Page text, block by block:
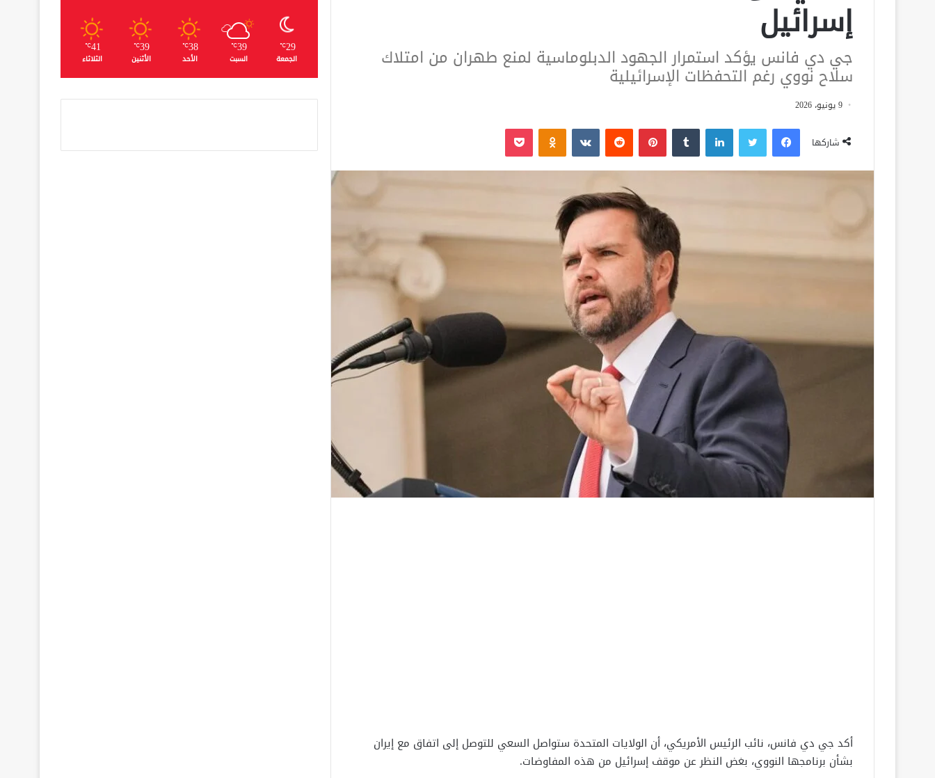
إسرائيل
جي دي فانس يؤكد استمرار الجهود الدبلوماسية لمنع طهران من امتلاك
سلاح نووي رغم التحفظات الإسرائيلية
9 يونيو، 2026
شاركها
فيسبوك لينكدإن بينتيريست
أكد جي دي فانس، نائب الرئيس الأمريكي، أن الولايات المتحدة ستواصل السعي للتوصل إلى اتفاق مع إيران
بشأن برنامجها النووي، بغض النظر عن موقف إسرائيل من هذه المفاوضات.
29
℃
الجمعة
39
℃
السبت
38
℃
الأحد
39
℃
الأثنين
41
℃
الثلاثاء